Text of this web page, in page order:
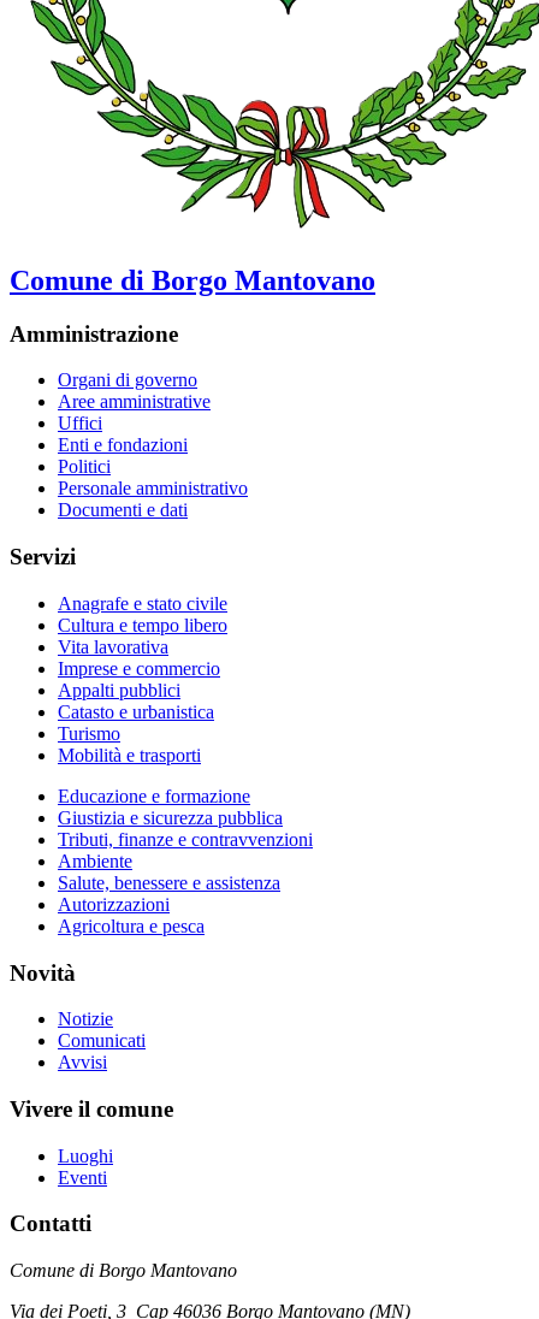
Comune di Borgo Mantovano
Amministrazione
Organi di governo
Aree amministrative
Uffici
Enti e fondazioni
Politici
Personale amministrativo
Documenti e dati
Servizi
Anagrafe e stato civile
Cultura e tempo libero
Vita lavorativa
Imprese e commercio
Appalti pubblici
Catasto e urbanistica
Turismo
Mobilità e trasporti
Educazione e formazione
Giustizia e sicurezza pubblica
Tributi, finanze e contravvenzioni
Ambiente
Salute, benessere e assistenza
Autorizzazioni
Agricoltura e pesca
Novità
Notizie
Comunicati
Avvisi
Vivere il comune
Luoghi
Eventi
Contatti
Comune di Borgo Mantovano
Via dei Poeti, 3 Cap 46036 Borgo Mantovano (MN)